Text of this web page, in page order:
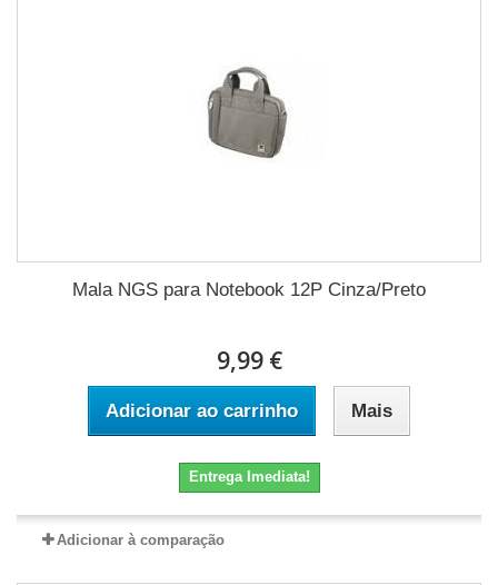
Mala NGS para Notebook 12P Cinza/Preto
9,99 €
Adicionar ao carrinho Mais
Entrega Imediata!
Adicionar à comparação